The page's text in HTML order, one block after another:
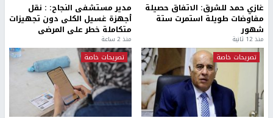
غازي حمد للشرق: الاتفاق حصيلة
مفاوضات طويلة استمرت ستة
شهور
منذ 12 ثانية
مدير مستشفى النجاح: : نقل
أجهزة غسيل الكلى دون تجهيزات
متكاملة خطر على المرضى
منذ 2 ساعة
تصريحات خاصة
تصريحات خاصة